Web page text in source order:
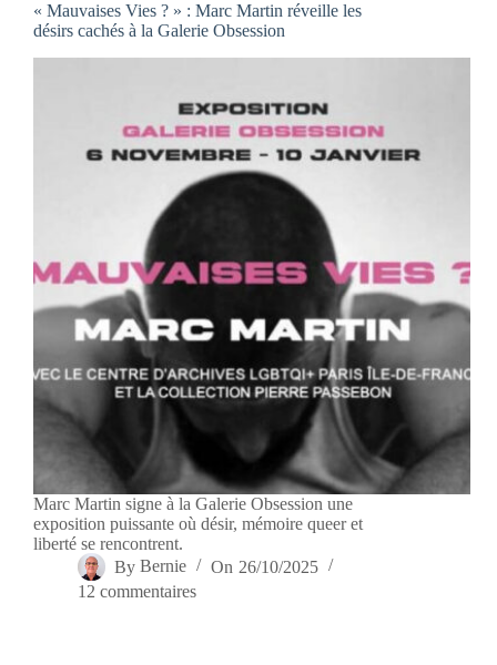
« Mauvaises Vies ? » : Marc Martin réveille les
désirs cachés à la Galerie Obsession
Marc Martin signe à la Galerie Obsession une
exposition puissante où désir, mémoire queer et
liberté se rencontrent.
By Bernie On 26/10/2025
12 commentaires